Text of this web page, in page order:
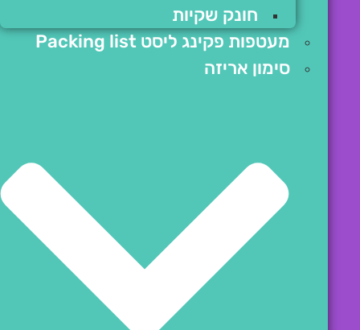
חונק שקיות
מעטפות פקינג ליסט Packing list
סימון אריזה